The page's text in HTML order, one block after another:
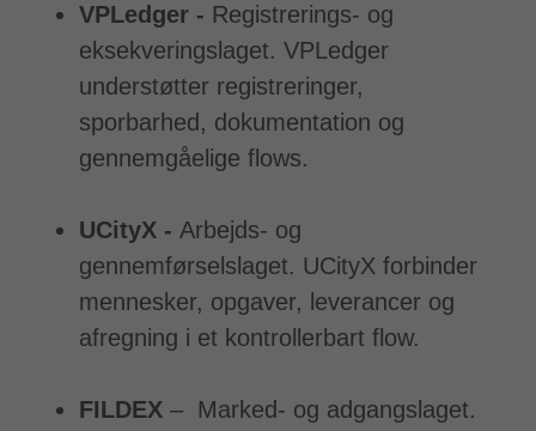
VPLedger - Registrerings- og
eksekveringslaget. VPLedger
understøtter registreringer,
sporbarhed, dokumentation og
gennemgåelige flows.
UCityX - Arbejds- og
gennemførselslaget. UCityX forbinder
mennesker, opgaver, leverancer og
afregning i et kontrollerbart flow.
FILDEX – Marked- og adgangslaget.